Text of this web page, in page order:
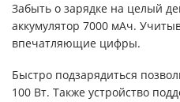
Забыть о зарядке на целый
аккумулятор 7000 мАч.
впечатляющие цифры.
Быстро подзарядиться
100 Вт. Также устройство